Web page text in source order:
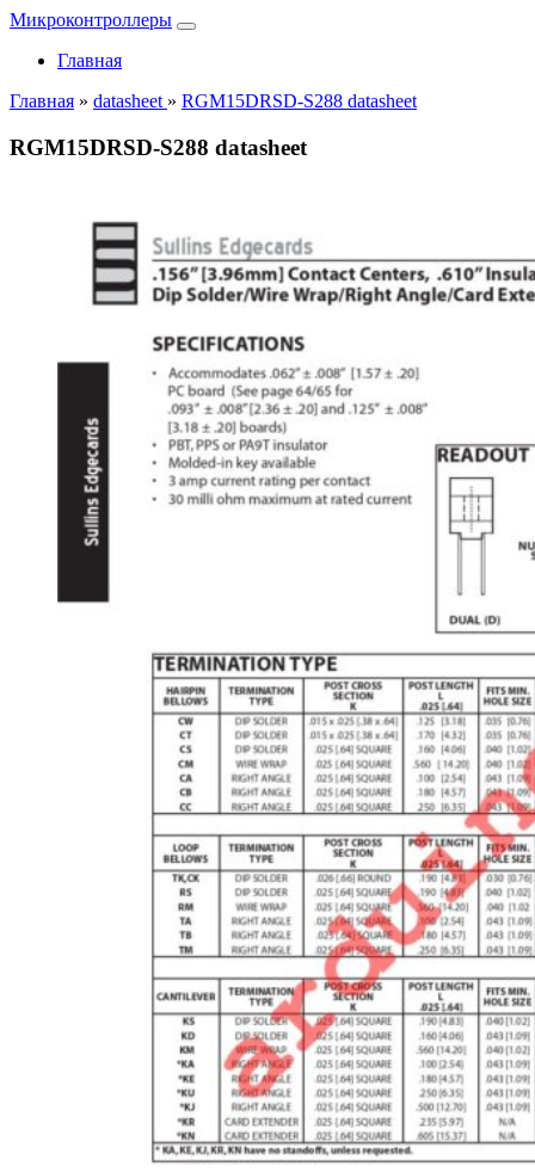
Микроконтроллеры
Главная
Главная » datasheet » RGM15DRSD-S288 datasheet
RGM15DRSD-S288 datasheet